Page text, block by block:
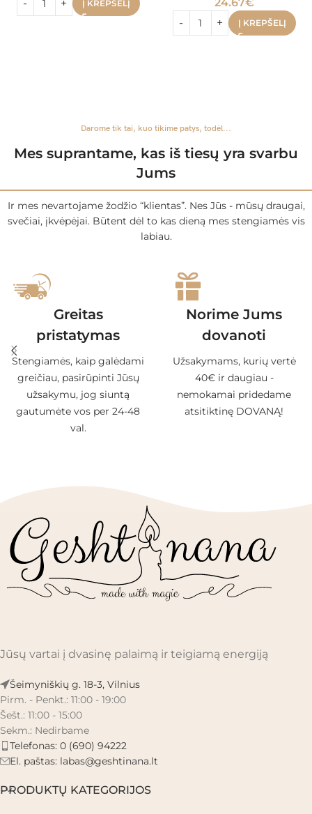
Į KREPŠELĮ
Į KREPŠELĮ
Darome tik tai, kuo tikime patys, todėl...
Mes suprantame, kas iš tiesų yra svarbu
Jums
Ir mes nevartojame žodžio “klientas”. Nes Jūs - mūsų draugai,
svečiai, įkvėpėjai. Būtent dėl to kas dieną mes stengiamės vis
labiau.
Greitas
pristatymas
Stengiamės, kaip galėdami
greičiau, pasirūpinti Jūsų
užsakymu, jog siuntą
gautumėte vos per 24-48
val.
Norime Jums
dovanoti
Užsakymams, kurių vertė
40€ ir daugiau -
nemokamai pridedame
atsitiktinę DOVANĄ!
Jūsų vartai į dvasinę palaimą ir teigiamą energiją
Šeimyniškių g. 18-3, Vilnius
Pirm. - Penkt.: 11:00 - 19:00
Šešt.: 11:00 - 15:00
Sekm.: Nedirbame
Telefonas: 0 (690) 94222
El. paštas: labas@geshtinana.lt
PRODUKTŲ KATEGORIJOS